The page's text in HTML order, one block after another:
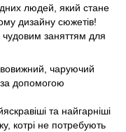
людей, який стане
дизайну сюжетів!
заняттям для
чаруючий
допомогою
та найгарніші
котрі не потребують